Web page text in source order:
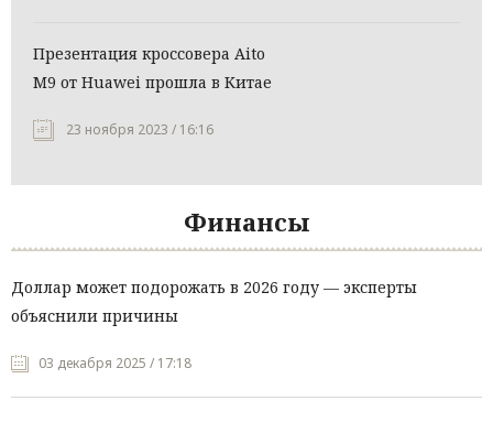
Презентация кроссовера Aito
M9 от Huawei прошла в Китае
23 ноября 2023 / 16:16
Финансы
Доллар может подорожать в 2026 году — эксперты
объяснили причины
03 декабря 2025 / 17:18